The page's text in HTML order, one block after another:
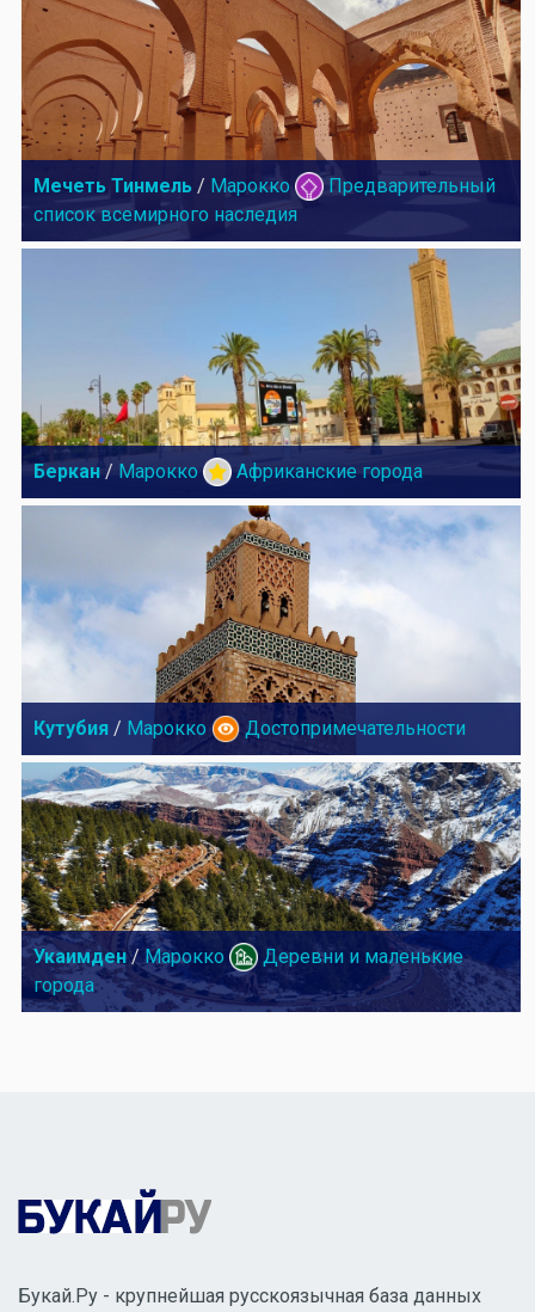
Мечеть Тинмель / Марокко
Предварительный
список всемирного наследия
Беркан / Марокко Африканские города
Кутубия / Марокко Достопримечательности
Укаимден/ Марокко
Деревни и маленькие
города
Букай.Ру - крупнейшая русскоязычная база данных